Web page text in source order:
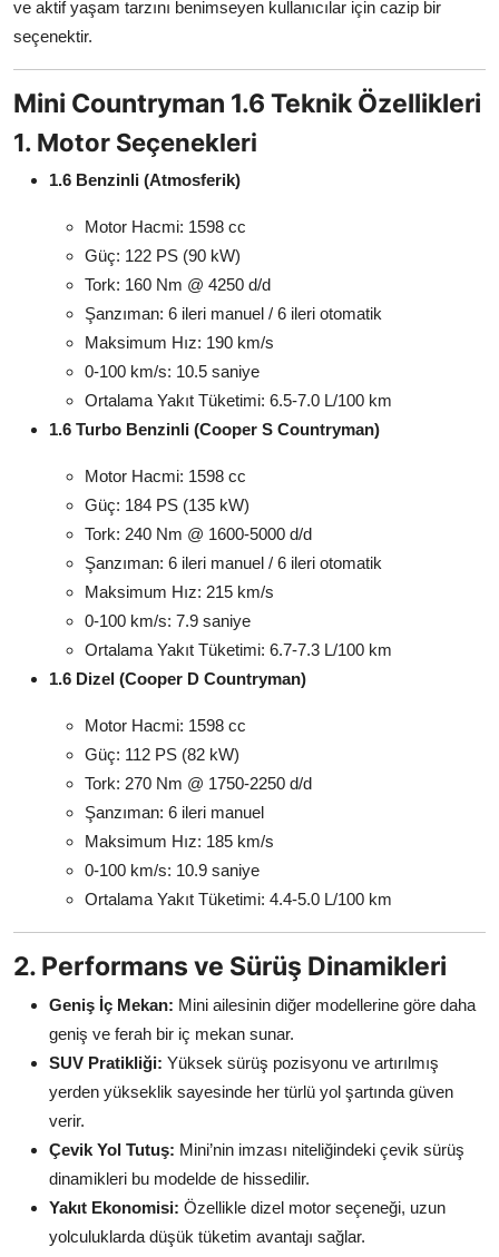
ve aktif yaşam tarzını benimseyen kullanıcılar için cazip bir
seçenektir.
Mini Countryman 1.6 Teknik Özellikleri
1. Motor Seçenekleri
1.6 Benzinli (Atmosferik)
Motor Hacmi: 1598 cc
Güç: 122 PS (90 kW)
Tork: 160 Nm @ 4250 d/d
Şanzıman: 6 ileri manuel / 6 ileri otomatik
Maksimum Hız: 190 km/s
0-100 km/s: 10.5 saniye
Ortalama Yakıt Tüketimi: 6.5-7.0 L/100 km
1.6 Turbo Benzinli (Cooper S Countryman)
Motor Hacmi: 1598 cc
Güç: 184 PS (135 kW)
Tork: 240 Nm @ 1600-5000 d/d
Şanzıman: 6 ileri manuel / 6 ileri otomatik
Maksimum Hız: 215 km/s
0-100 km/s: 7.9 saniye
Ortalama Yakıt Tüketimi: 6.7-7.3 L/100 km
1.6 Dizel (Cooper D Countryman)
Motor Hacmi: 1598 cc
Güç: 112 PS (82 kW)
Tork: 270 Nm @ 1750-2250 d/d
Şanzıman: 6 ileri manuel
Maksimum Hız: 185 km/s
0-100 km/s: 10.9 saniye
Ortalama Yakıt Tüketimi: 4.4-5.0 L/100 km
2. Performans ve Sürüş Dinamikleri
Geniş İç Mekan: Mini ailesinin diğer modellerine göre daha
geniş ve ferah bir iç mekan sunar.
SUV Pratikliği: Yüksek sürüş pozisyonu ve artırılmış
yerden yükseklik sayesinde her türlü yol şartında güven
verir.
Çevik Yol Tutuş: Mini’nin imzası niteliğindeki çevik sürüş
dinamikleri bu modelde de hissedilir.
Yakıt Ekonomisi: Özellikle dizel motor seçeneği, uzun
yolculuklarda düşük tüketim avantajı sağlar.